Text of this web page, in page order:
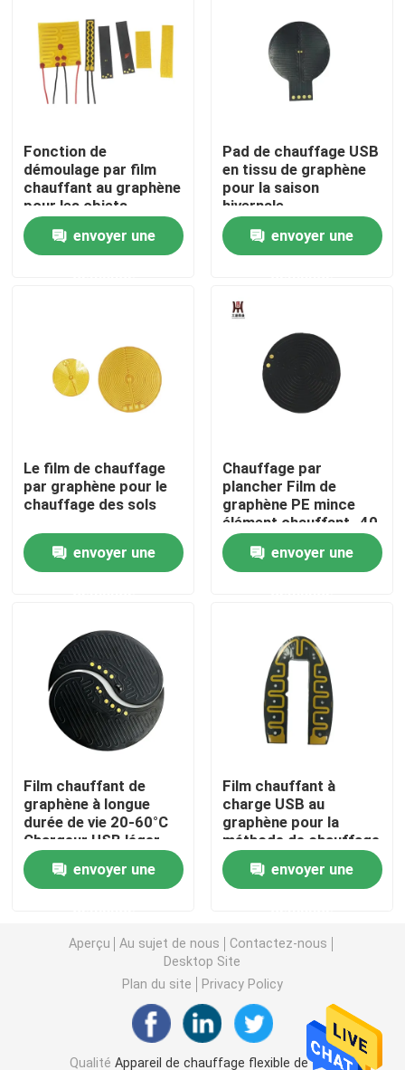
Produits
Vidéos
Visite d'usine
Nouvelles
Demandez une citation
Appareil de chauffage de film de pi
Film de chauffage de Polyimide
Polyimide Heater Element
Appareils de chauffage faits sur commande de
Appareil de chauffage flexible fait sur commande
Film de chauffage électrique
Fonction de
démoulage par film
chauffant au graphène
pour les objets
chauffés à -40 - 260
°C
envoyer une
Pad de chauffage USB
en tissu de graphène
pour la saison
hivernale
envoyer une
Le film de chauffage
par graphène pour le
chauffage des sols
envoyer une
Chauffage par
plancher Film de
graphène PE mince
élément chauffant -40
260 C Plage de
température de
fonctionnement
envoyer une
Film chauffant de
graphène à longue
durée de vie 20-60°C
Chargeur USB léger
envoyer une
Film chauffant à
charge USB au
graphène pour la
méthode de chauffage
des objets
envoyer une
Aperçu Au sujet de nous
Contactez-nous
Desktop Site
Plan du site
Privacy Policy
QualitéAppareil de chauffage flexible de film